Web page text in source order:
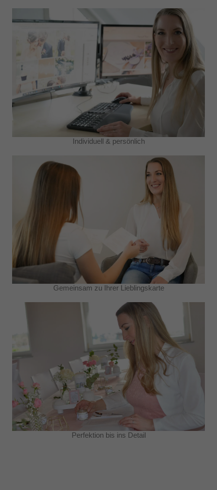
Individuell & persönlich
Gemeinsam zu Ihrer Lieblingskarte
Perfektion bis ins Detail